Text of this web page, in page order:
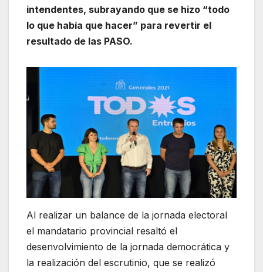
intendentes, subrayando que se hizo “todo
lo que había que hacer” para revertir el
resultado de las PASO.
Al realizar un balance de la jornada electoral
el mandatario provincial resaltó el
desenvolvimiento de la jornada democrática y
la realización del escrutinio, que se realizó